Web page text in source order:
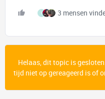
I 3 mensen
Helaas, dit topic is
tijd niet op gereageerd is of